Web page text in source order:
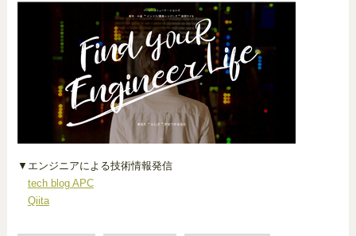
▼エンジニアによる技術情報発信
tech blog APC
Qiita